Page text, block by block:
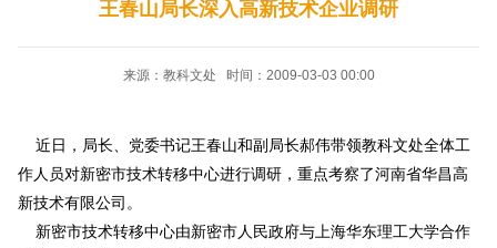
王春山局长深入高新技术企业调研
来源：教科文处 时间：2009-03-03 00:00
近日 ，局长、党委书记王春山和副局长郝伟带领教科文处全体工
作人员对新密市技术转移中心进行调研，重点考察了河南省华昌高
新技术有限公司。
新密市技术转移中心由新密市人民政府与上海华东理工大学合作